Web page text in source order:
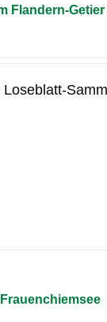
Flandern-